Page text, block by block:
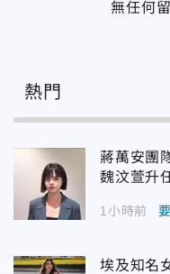
無任何
熱門
蔣萬安團
魏汶萱升
1小時前
埃及知名